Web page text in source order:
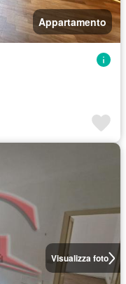
Appartamento
Visualizza foto